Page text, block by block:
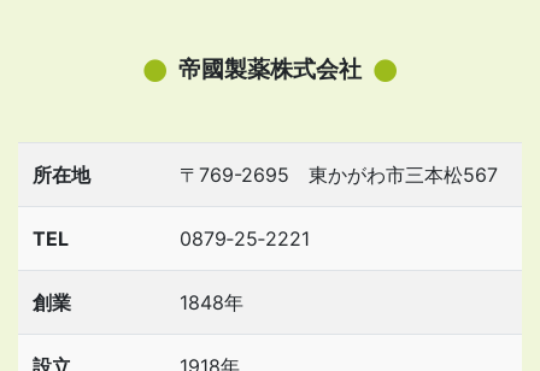
帝國製薬株式会社
所在地 〒769-2695 東かがわ市三本松567
TEL 0879‐25‐2221
創業 1848年